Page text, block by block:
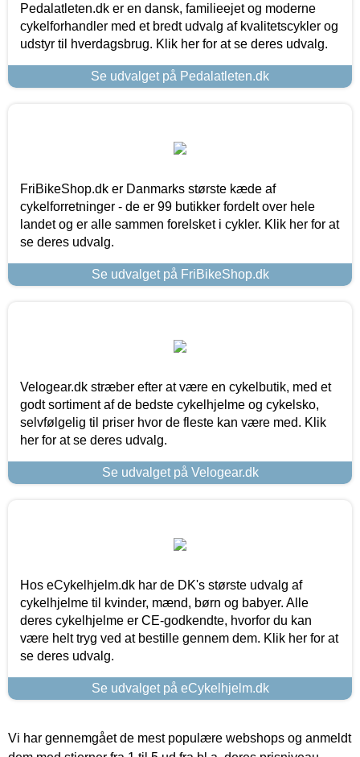
Pedalatleten.dk er en dansk, familieejet og moderne
cykelforhandler med et bredt udvalg af kvalitetscykler og
udstyr til hverdagsbrug. Klik her for at se deres udvalg.
Se udvalget på Pedalatleten.dk
FriBikeShop.dk er Danmarks største kæde af
cykelforretninger - de er 99 butikker fordelt over hele
landet og er alle sammen forelsket i cykler. Klik her for at
se deres udvalg.
Se udvalget på FriBikeShop.dk
Velogear.dk stræber efter at være en cykelbutik, med et
godt sortiment af de bedste cykelhjelme og cykelsko,
selvfølgelig til priser hvor de fleste kan være med. Klik
her for at se deres udvalg.
Se udvalget på Velogear.dk
Hos eCykelhjelm.dk har de DK's største udvalg af
cykelhjelme til kvinder, mænd, børn og babyer. Alle
deres cykelhjelme er CE-godkendte, hvorfor du kan
være helt tryg ved at bestille gennem dem. Klik her for at
se deres udvalg.
Se udvalget på eCykelhjelm.dk
Vi har gennemgået de mest populære webshops og anmeldt